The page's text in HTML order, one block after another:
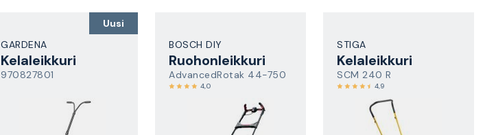
Uusi
GARDENA
Kelaleikkuri
970827801
BOSCH DIY
Ruohonleikkuri
AdvancedRotak 44-750
4,0
STIGA
Kelaleikkuri
SCM 240 R
4,9